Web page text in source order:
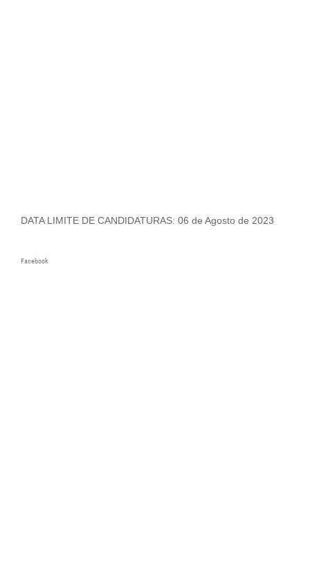
DATA LIMITE DE CANDIDATURAS: 06 de Agosto de 2023
Facebook